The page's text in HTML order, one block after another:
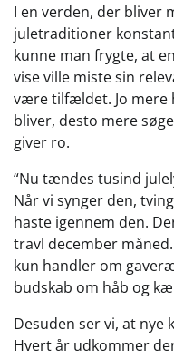
I en verden, der bliver
juletraditioner
kunne man frygte, at
vise ville miste sin
være tilfældet. Jo mere
bliver, desto mere
giver ro.
“Nu tændes tusind
Når vi synger den,
haste igennem den.
travl december
kun handler om
budskab om håb og
Desuden ser vi, at nye
Hvert år udkommer